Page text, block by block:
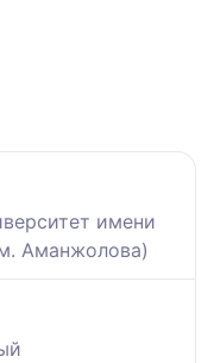
имени
Аманжолова)